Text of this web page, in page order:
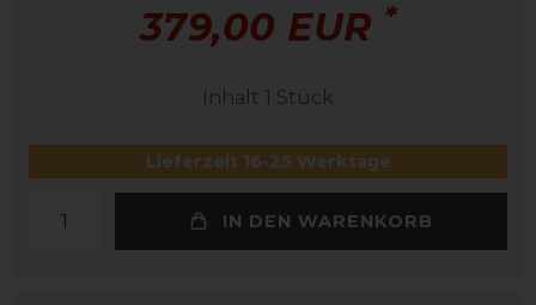
379,00 EUR *
Inhalt 1 Stück
Lieferzeit 16-25 Werktage
IN DEN WARENKORB